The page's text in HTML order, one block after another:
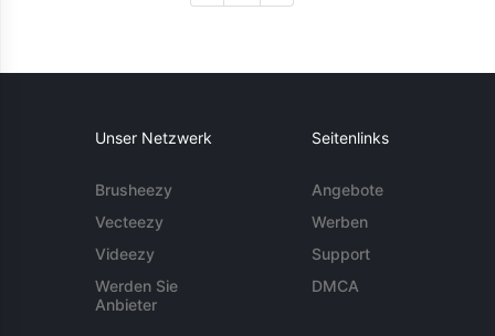
Unser Netzwerk
Brusheezy
Vecteezy
Videezy
Werden Sie
Anbieter
Seitenlinks
Angebote
Werben
Support
DMCA